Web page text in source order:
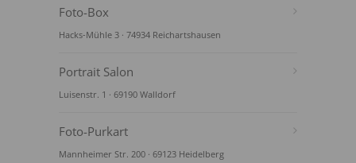
Foto-Box
Hacks-Mühle 3 · 74934 Reichartshausen
Portrait Salon
Luisenstr. 1 · 69190 Walldorf
Foto-Purkart
Mannheimer Str. 200 · 69123 Heidelberg